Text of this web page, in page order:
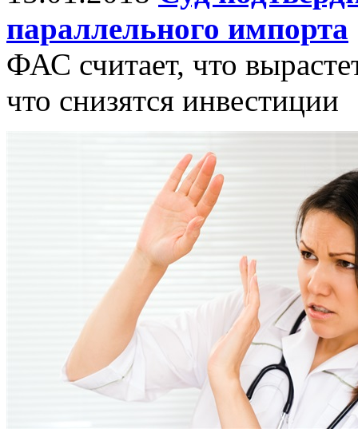
параллельного импорта
ФАС считает, что
что снизятся инвестиции